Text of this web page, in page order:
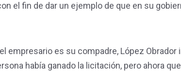
el fin de dar un ejemplo de que en su
empresario es su compadre, López
había ganado la licitación, pero ahora